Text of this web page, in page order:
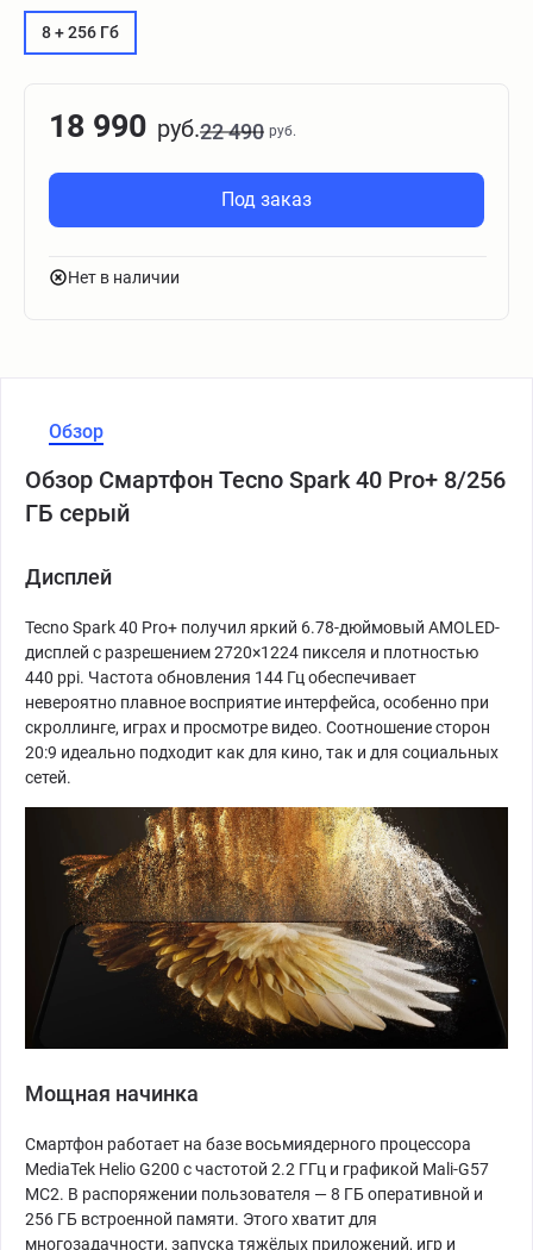
8 + 256 Гб
18 990 руб.22 490 руб.
Под заказ
Нет в наличии
Обзор
Обзор Смартфон Tecno Spark 40 Pro+ 8/256
ГБ серый
Дисплей
Tecno Spark 40 Pro+ получил яркий 6.78-дюймовый AMOLED-
дисплей с разрешением 2720×1224 пикселя и плотностью
440 ppi. Частота обновления 144 Гц обеспечивает
невероятно плавное восприятие интерфейса, особенно при
скроллинге, играх и просмотре видео. Соотношение сторон
20:9 идеально подходит как для кино, так и для социальных
сетей.
Мощная начинка
Смартфон работает на базе восьмиядерного процессора
MediaTek Helio G200 с частотой 2.2 ГГц и графикой Mali-G57
MC2. В распоряжении пользователя — 8 ГБ оперативной и
256 ГБ встроенной памяти. Этого хватит для
многозадачности, запуска тяжёлых приложений, игр и